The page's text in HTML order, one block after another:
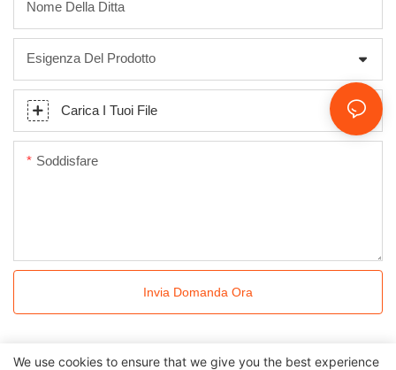
Nome Della Ditta
Esigenza Del Prodotto
Carica I Tuoi File
Soddisfare
Invia Domanda Ora
We use cookies to ensure that we give you the best experience